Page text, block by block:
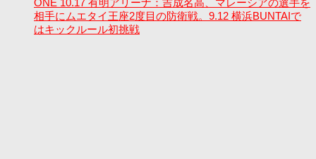
相手にムエタイ王座2度目の防衛戦。9.12 横浜BUNTAIで
はキックルール初挑戦